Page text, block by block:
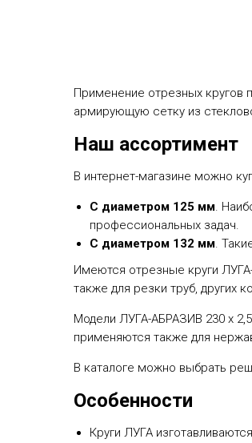
Применение отрезных кругов
армирующую сетку из
Наш ассортимент
В интернет-магазине можно
С диаметром 125 мм.
профессиональных задач.
С диаметром 132 мм.
Имеются отрезные круги
также для резки труб, других
Модели ЛУГА-АБРАЗИВ 230 х 2,5
применяются также для
В каталоге можно выбрать
Особенности
Круги ЛУГА